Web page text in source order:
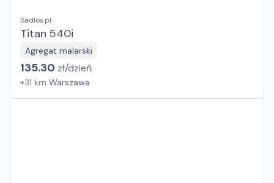
Sadlos.pl
Titan 540i
Agregat malarski
135.30 zł/dzień
+31 km Warszawa